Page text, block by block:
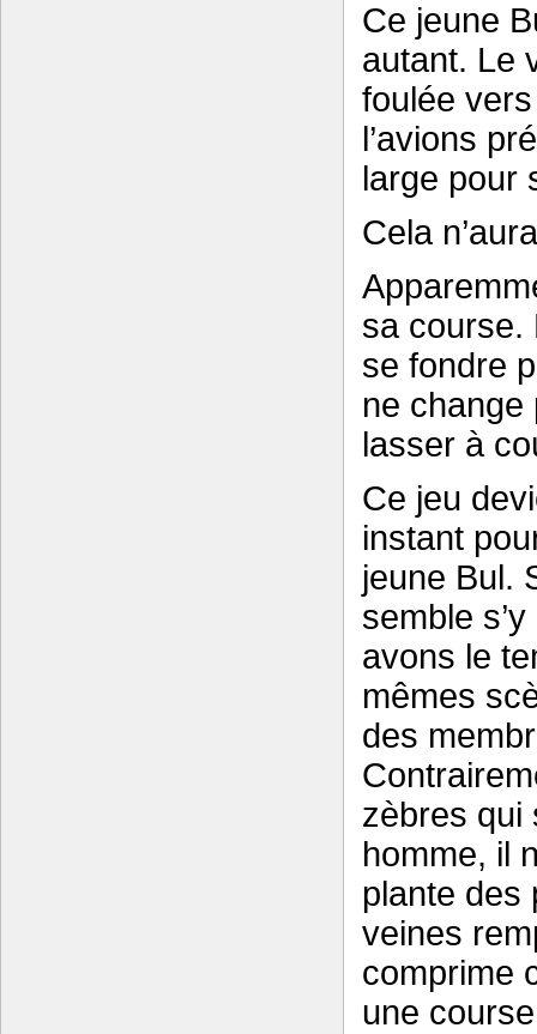
Ce jeune
autant. Le
foulée
l’avions
large pour
Cela
sa course.
se fondre
ne change
lasser à
Ce jeu
instant
jeune Bul.
semble
avons le
mêmes
des
zèbres qui
homme, il
plante des
veines
comprime
une